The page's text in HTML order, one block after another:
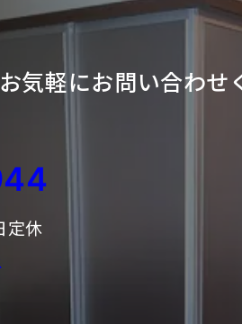
お気軽にお問い合わせ
定休